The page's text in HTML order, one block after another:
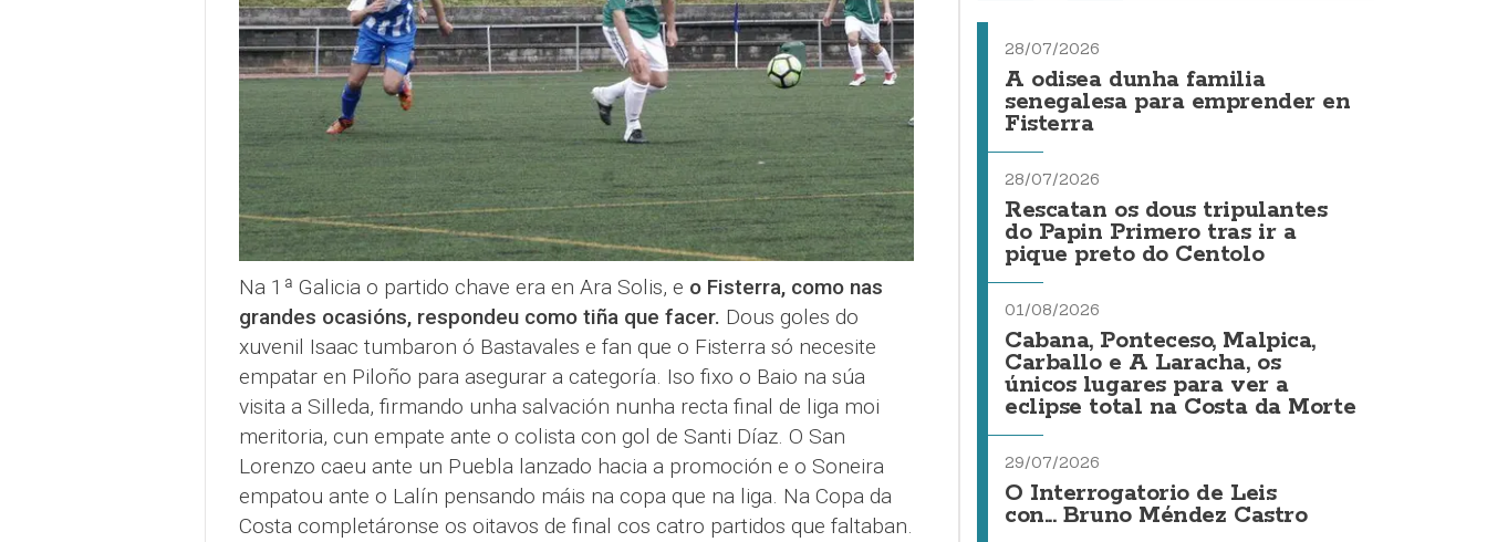
Na 1ª Galicia o partido chave era en Ara Solis, e o Fisterra, como nas
grandes ocasións, respondeu como tiña que facer. Dous goles do
xuvenil Isaac tumbaron ó Bastavales e fan que o Fisterra só necesite
empatar en Piloño para asegurar a categoría. Iso fixo o Baio na súa
visita a Silleda, firmando unha salvación nunha recta final de liga moi
meritoria, cun empate ante o colista con gol de Santi Díaz. O San
Lorenzo caeu ante un Puebla lanzado hacia a promoción e o Soneira
empatou ante o Lalín pensando máis na copa que na liga. Na Copa da
Costa completáronse os oitavos de final cos catro partidos que faltaban.
28/07/2026
A odisea dunha familia
senegalesa para emprender en
Fisterra
28/07/2026
Rescatan os dous tripulantes
do Papin Primero tras ir a
pique preto do Centolo
01/08/2026
Cabana, Ponteceso, Malpica,
Carballo e A Laracha, os
únicos lugares para ver a
eclipse total na Costa da Morte
29/07/2026
O Interrogatorio de Leis
con... Bruno Méndez Castro